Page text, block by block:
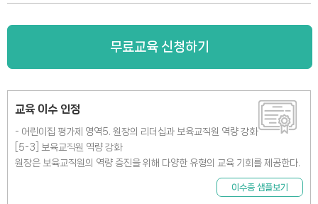
무료교육 신청하기
교육 이수 인정
- 어린이집 평가제 영역5. 원장의 리더십과 보육교직원 역량 강화
[5-3] 보육교직원 역량 강화
원장은 보육교직원의 역량 증진을 위해 다양한 유형의 교육 기회를 제공한다.
이수증 샘플보기